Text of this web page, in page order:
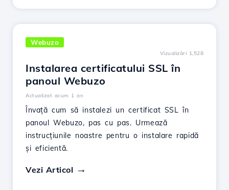
Webuzo
Vizualizări 1,528
Instalarea certificatului SSL în
panoul Webuzo
Actualizat acum 1 an
Învață cum să instalezi un certificat SSL în
panoul Webuzo, pas cu pas. Urmează
instrucțiunile noastre pentru o instalare rapidă
și eficientă.
Vezi Articol